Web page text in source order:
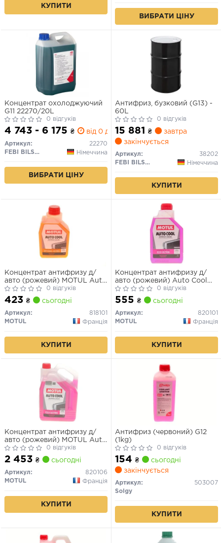
КУПИТИ
ВИБРАТИ ЦІНУ
Концентрат охолоджуючий
G11 22270/20L
0 відгуків
4 743 - 6 175 ₴ від 0 дн.
Артикул:
22270
FEBI BILSTEIN
Німеччина
ВИБРАТИ ЦІНУ
Антифриз, бузковий (G13) -
60L
0 відгуків
15 881 ₴
завтра
закінчується
Артикул:
38202
FEBI BILSTEIN
Німеччина
КУПИТИ
Концентрат антифризу д/
авто (рожевий) MOTUL Auto
Cool Optimal Ultra (1L)
0 відгуків
423 ₴ сьогодні
Артикул:
818101
MOTUL
Франція
КУПИТИ
Концентрат антифризу д/
авто (рожевий) Auto Cool
G12 Evo Ultra 1L0 відгуків
555 ₴ сьогодні
Артикул:
820101
MOTUL
Франція
КУПИТИ
Концентрат антифризу д/
авто (рожевий) MOTUL Auto
Cool G13 Ultra (5L)
0 відгуків
2 453 ₴ сьогодні
Артикул:
820106
MOTUL
Франція
КУПИТИ
Антифриз (червоний) G12
(1kg)
0 відгуків
154 ₴
сьогодні
закінчується
Артикул:
503007
Solgy
КУПИТИ